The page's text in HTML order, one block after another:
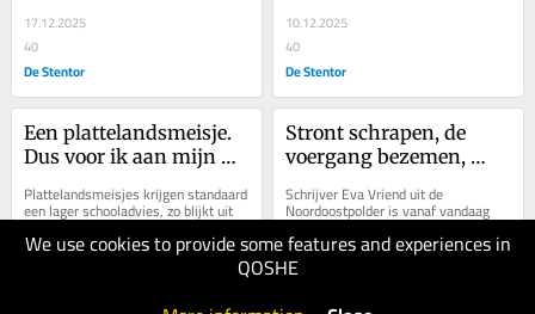
We use cookies to provide some features and experiences in
QOSHE
17.12.2025
40
De Stentor
10.12.2025
40
De Stentor
Een plattelandsmeisje.
Dus voor ik aan mijn
stond ik 2-0 achter
Plattelandsmeisjes krijgen standaard
een lager schooladvies, zo blijkt uit
onderzoek. Wat betekende dit voor
mij, vraagt Eva Vriend zich af.
Stront schrapen, de
voergang bezemen,
mijn jeugd
Schrijver Eva Vriend uit de
Noordoostpolder is vanaf vandaag
columnist voor de Stentor. Haar
column verschijnt elke woensdag. Dit
is haar eerste.
03.12.2025